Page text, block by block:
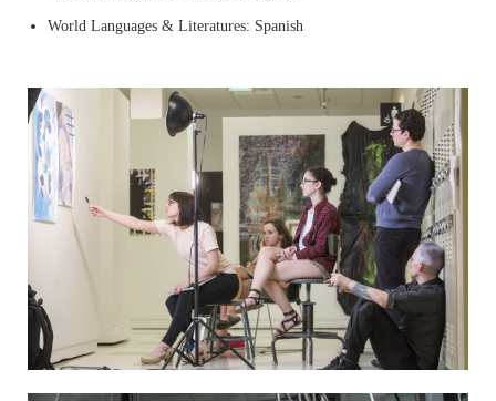
World Languages & Literatures: Spanish